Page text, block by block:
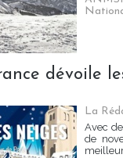
dévoile
La
Avec
de